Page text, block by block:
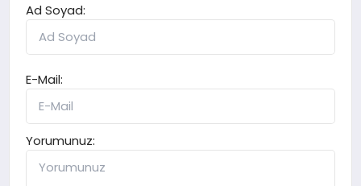
Ad Soyad:
E-Mail:
Yorumunuz: